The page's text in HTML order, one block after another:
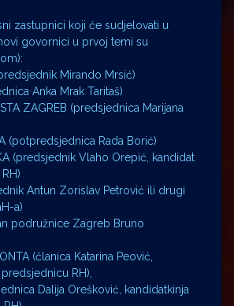
zastupnici koji će sudjelovati u
govornici u prvoj temi su
Mirando Mrsić)
Anka Mrak Taritaš)
ZAGREB (predsjednica Marijana
(potpredsjednica Rada Borić)
(predsjednik Vlaho Orepić, kandidat
Antun Zorislav Petrović ili drugi
a)
podružnice Zagreb Bruno
(članica Katarina Peović,
RH),
Dalija Orešković, kandidatkinja